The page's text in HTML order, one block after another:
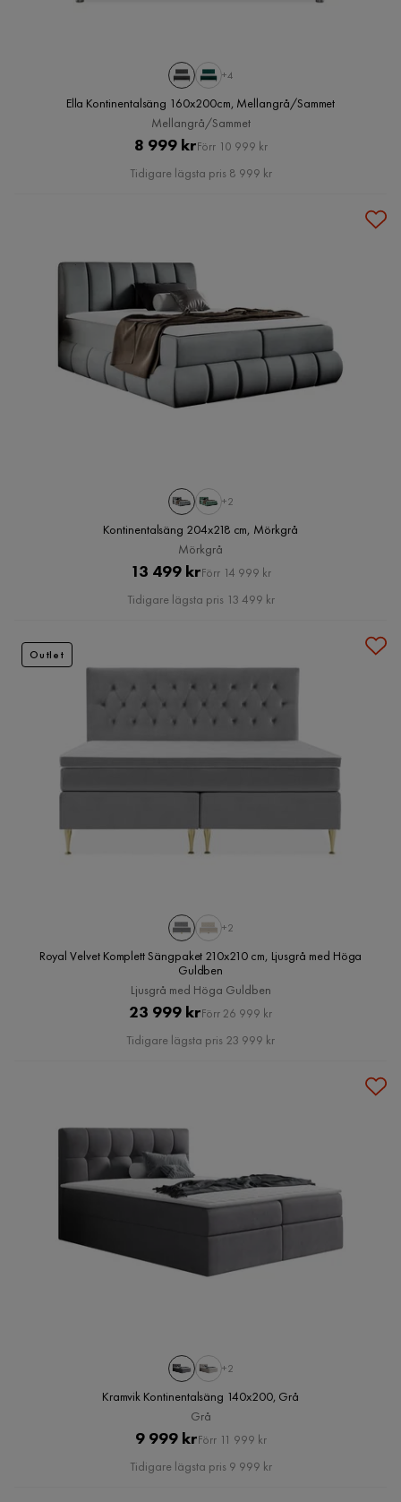
+4
Ella Kontinentalsäng 160x200cm, Mellangrå/Sammet
Mellangrå/Sammet
Pris
8 999 krOriginal
Pris
Förr 10 999 kr
Tidigare lägsta pris 8 999 kr
+2
Kontinentalsäng 204x218 cm, Mörkgrå
Mörkgrå
Pris
13 499 krOriginal
Pris
Förr 14 999 kr
Tidigare lägsta pris 13 499 kr
+2
Royal Velvet Komplett Sängpaket 210x210 cm, Ljusgrå med Höga
Guldben
Ljusgrå med Höga Guldben
Pris
23 999 krOriginal
Pris
Förr 26 999 kr
Tidigare lägsta pris 23 999 kr
Outlet
+2
Kramvik Kontinentalsäng 140x200, Grå
Grå
Pris
9 999 krOriginal
Pris
Förr 11 999 kr
Tidigare lägsta pris 9 999 kr